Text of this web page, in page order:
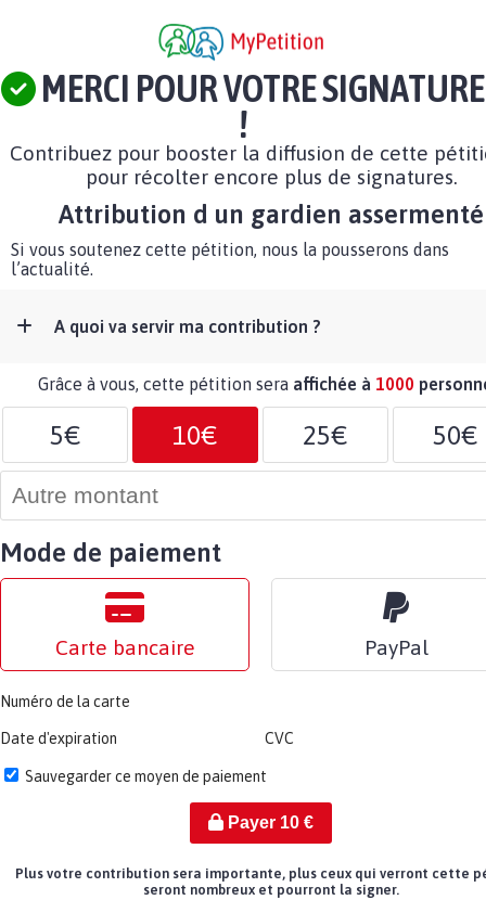
MERCI POUR VOTRE SIGNATURE
!
Contribuez pour booster la diffusion de cette
pour récolter encore plus de signatures.
Attribution d un gardien assermenté
Si vous soutenez cette pétition, nous la pousserons dans
l’actualité.
A quoi va servir ma contribution ?
Grâce à vous, cette pétition sera affichée à 1000
5€ 10€ 25€ 50€
Mode de paiement
Carte bancaire PayPal
Numéro de la carte
Date d'expiration CVC
Sauvegarder ce moyen de paiement
Payer 10€
Plus votre contribution sera importante, plus ceux qui verront cette
seront nombreux et pourront la signer.